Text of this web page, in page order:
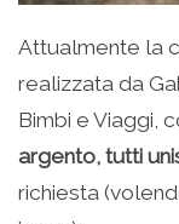
Attualmente la
realizzata da
Bimbi e Viaggi,
argento, tutti
richiesta